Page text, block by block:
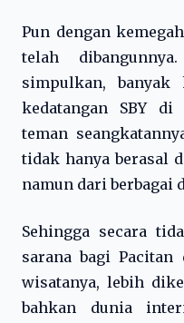
Pun dengan
telah
simpulkan, banyak
kedatangan SBY di
teman
tidak hanya berasal
namun dari berbagai
Sehingga secara
sarana bagi Pacitan
wisatanya, lebih
bahkan dunia